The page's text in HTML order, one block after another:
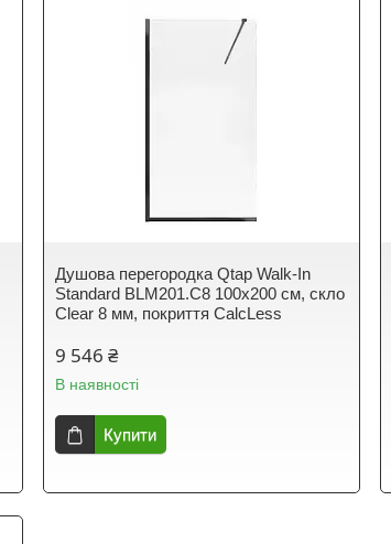
Душова перегородка Qtap Walk-In
Standard BLM201.C8 100х200 см, скло
Clear 8 мм, покриття CalcLess
9 546 ₴
В наявності
Купити